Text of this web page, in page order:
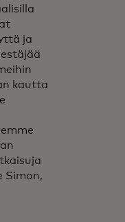
ja
kautta
Simon,